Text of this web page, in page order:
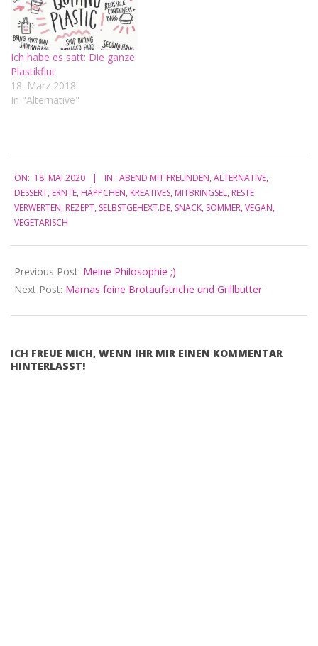
Ich habe es satt: Die ganze
Plastikflut
18. März 2018
In "Alternative"
05-
18
ON: 18. MAI 2020 IN: ABEND MIT FREUNDEN, ALTERNATIVE,
DESSERT, ERNTE, HÄPPCHEN, KREATIVES, MITBRINGSEL, RESTE
VERWERTEN, REZEPT, SELBSTGEHEXT.DE, SNACK, SOMMER, VEGAN,
VEGETARISCH
Previous Post: Meine Philosophie ;)
Next Post: Mamas feine Brotaufstriche und Grillbutter
ICH FREUE MICH, WENN IHR MIR EINEN KOMMENTAR
HINTERLASST!